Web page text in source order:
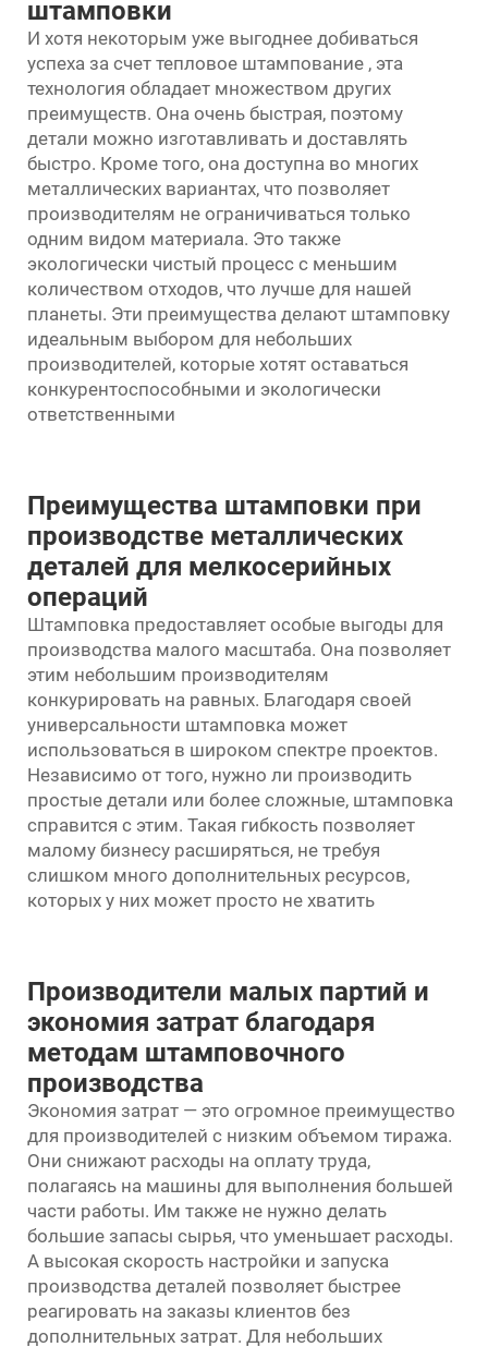
штамповки
И хотя некоторым уже выгоднее добиваться
успеха за счет тепловое штампование , эта
технология обладает множеством других
преимуществ. Она очень быстрая, поэтому
детали можно изготавливать и доставлять
быстро. Кроме того, она доступна во многих
металлических вариантах, что позволяет
производителям не ограничиваться только
одним видом материала. Это также
экологически чистый процесс с меньшим
количеством отходов, что лучше для нашей
планеты. Эти преимущества делают штамповку
идеальным выбором для небольших
производителей, которые хотят оставаться
конкурентоспособными и экологически
ответственными
Преимущества штамповки при
производстве металлических
деталей для мелкосерийных
операций
Штамповка предоставляет особые выгоды для
производства малого масштаба. Она позволяет
этим небольшим производителям
конкурировать на равных. Благодаря своей
универсальности штамповка может
использоваться в широком спектре проектов.
Независимо от того, нужно ли производить
простые детали или более сложные, штамповка
справится с этим. Такая гибкость позволяет
малому бизнесу расширяться, не требуя
слишком много дополнительных ресурсов,
которых у них может просто не хватить
Производители малых партий и
экономия затрат благодаря
методам штамповочного
производства
Экономия затрат — это огромное преимущество
для производителей с низким объемом тиража.
Они снижают расходы на оплату труда,
полагаясь на машины для выполнения большей
части работы. Им также не нужно делать
большие запасы сырья, что уменьшает расходы.
А высокая скорость настройки и запуска
производства деталей позволяет быстрее
реагировать на заказы клиентов без
дополнительных затрат. Для небольших